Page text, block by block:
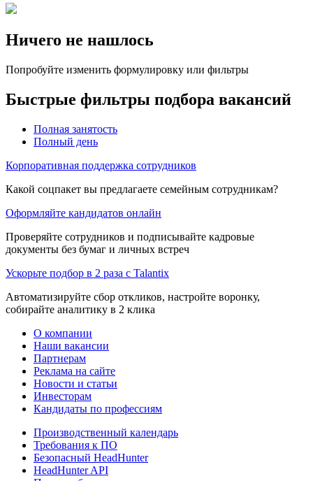
Ничего не нашлось
Попробуйте изменить формулировку или фильтры
Быстрые фильтры подбора вакансий
Полная занятость
Полный день
Корпоративная поддержка сотрудников
Какой соцпакет вы предлагаете семейным сотрудникам?
Оформляйте кандидатов онлайн
Проверяйте сотрудников и подписывайте кадровые
документы без бумаг и личных встреч
Ускорьте подбор в 2 раза с Talantix
Автоматизируйте сбор откликов, настройте воронку,
собирайте аналитику в 2 клика
О компании
Наши вакансии
Партнерам
Реклама на сайте
Новости и статьи
Инвесторам
Кандидаты по профессиям
Производственный календарь
Требования к ПО
Безопасный HeadHunter
HeadHunter API